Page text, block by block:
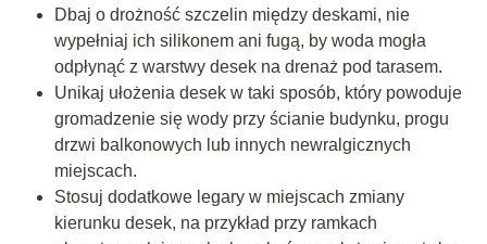
Dbaj o drożność szczelin między deskami, nie
wypełniaj ich silikonem ani fugą, by woda mogła
odpłynąć z warstwy desek na drenaż pod tarasem.
Unikaj ułożenia desek w taki sposób, który powoduje
gromadzenie się wody przy ścianie budynku, progu
drzwi balkonowych lub innych newralgicznych
miejscach.
Stosuj dodatkowe legary w miejscach zmiany
kierunku desek, na przykład przy ramkach